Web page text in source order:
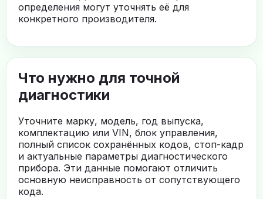
определения могут уточнять её для
конкретного производителя.
Что нужно для точной
диагностики
Уточните марку, модель, год выпуска,
комплектацию или VIN, блок управления,
полный список сохранённых кодов, стоп-кадр
и актуальные параметры диагностического
прибора. Эти данные помогают отличить
основную неисправность от сопутствующего
кода.